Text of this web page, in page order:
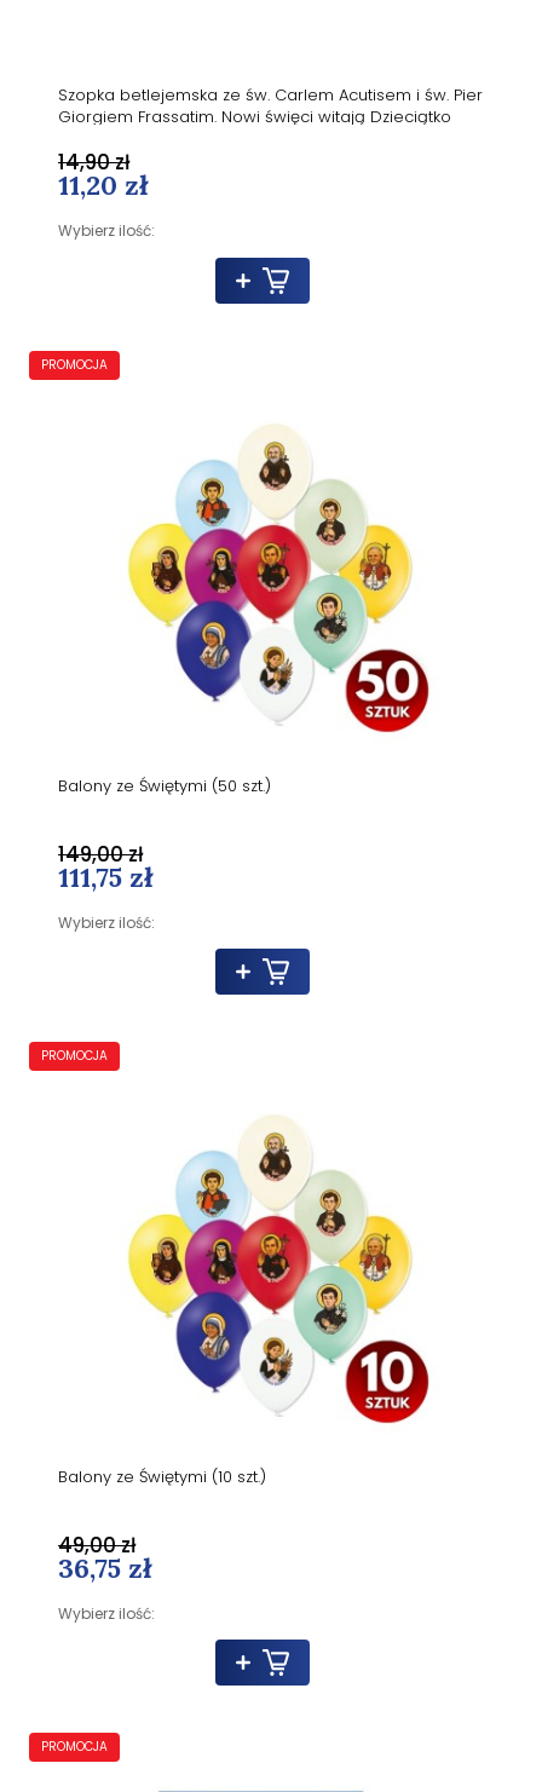
Szopka betlejemska ze św. Carlem Acutisem i św. Pier
Giorgiem Frassatim. Nowi święci witają Dzieciątko
11,20 zł
Wybierz ilość:
14,90 zł
Balony ze Świętymi (50 szt.)
111,75 zł
Wybierz ilość:
149,00 zł
PROMOCJA
Balony ze Świętymi (10 szt.)
36,75 zł
Wybierz ilość:
49,00 zł
PROMOCJA
PROMOCJA